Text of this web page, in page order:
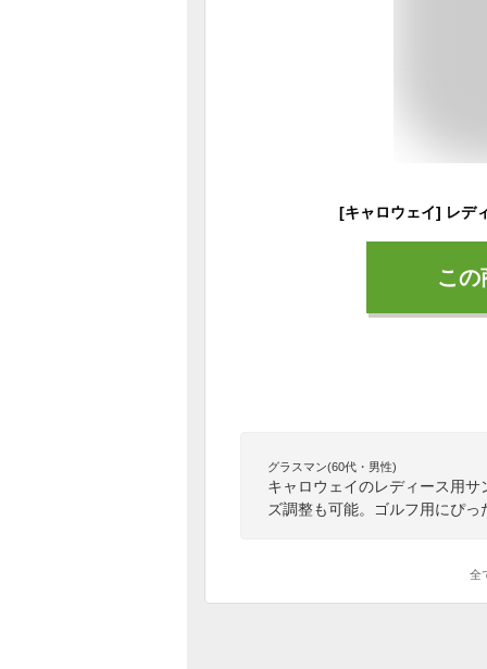
こ
グラスマン(60代・男性)
キャロウェイのレディース用
ズ調整も可能。ゴルフ用にぴ
全